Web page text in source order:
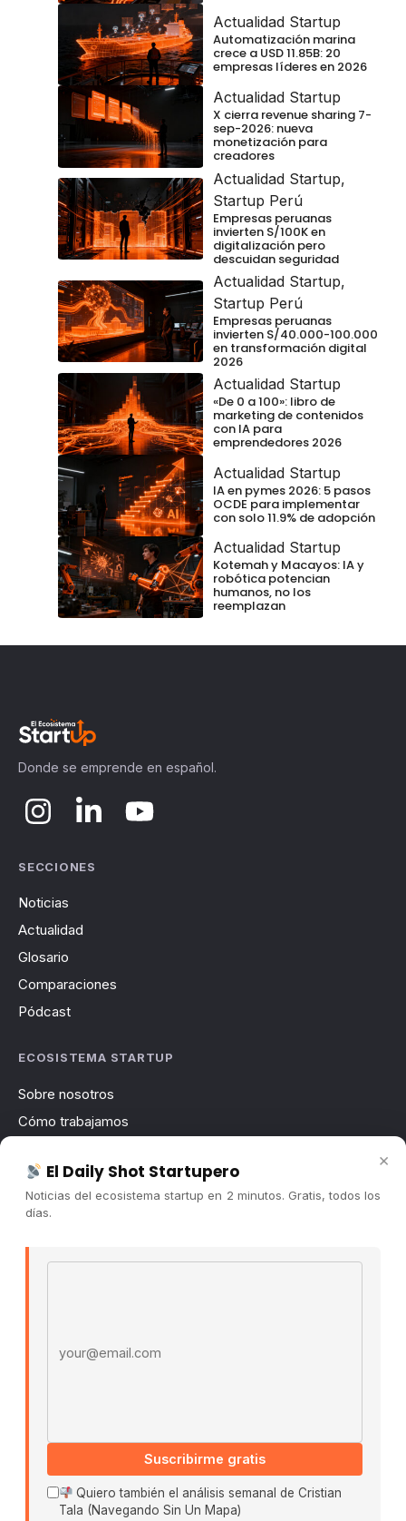
Actualidad Startup
Automatización marina
crece a USD 11.85B: 20
empresas líderes en 2026
Actualidad Startup
X cierra revenue sharing 7-
sep-2026: nueva
monetización para
creadores
Actualidad Startup,
Startup Perú
Empresas peruanas
invierten S/100K en
digitalización pero
descuidan seguridad
Actualidad Startup,
Startup Perú
Empresas peruanas
invierten S/40.000-100.000
en transformación digital
2026
Actualidad Startup
«De 0 a 100»: libro de
marketing de contenidos
con IA para
emprendedores 2026
Actualidad Startup
IA en pymes 2026: 5 pasos
OCDE para implementar
con solo 11.9% de adopción
Actualidad Startup
Kotemah y Macayos: IA y
robótica potencian
humanos, no los
reemplazan
Donde se emprende en español.
SECCIONES
Noticias
Actualidad
Glosario
Comparaciones
Pódcast
ECOSISTEMA STARTUP
Sobre nosotros
Cómo trabajamos
Contacto
Publicidad
Políticas De Privacidad · Términos De Uso
×
El Daily Shot Startupero
Noticias del ecosistema startup en 2 minutos. Gratis, todos los
días.
Suscribirme gratis
Quiero también el análisis semanal de Cristian
Tala (Navegando Sin Un Mapa)